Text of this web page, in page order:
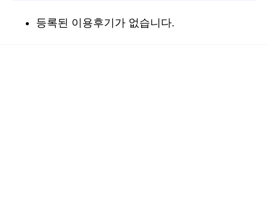
등록된 이용후기가 없습니다.